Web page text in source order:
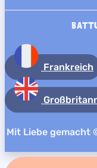
Frankreich
Mit Liebe